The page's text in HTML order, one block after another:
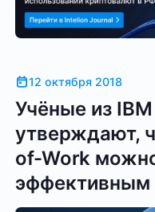
12 октября 2018
Учёные из
утверждают,
of-Work
эффективным